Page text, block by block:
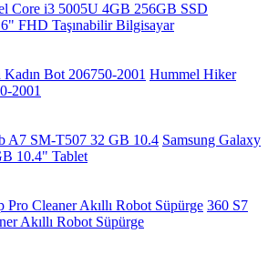
Core i3 5005U 4GB 256GB SSD
FHD Taşınabilir Bilgisayar
Hummel Hiker
2001
Samsung Galaxy
10.4" Tablet
360 S7
Akıllı Robot Süpürge